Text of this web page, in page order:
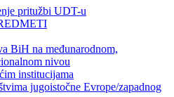
pritužbi UDT-u
BiH na međunarodnom,
nivou
institucijama
jugoistočne Evrope/zapadnog